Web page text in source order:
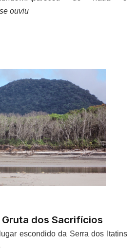
ouviu
Gruta dos Sacrifícios
escondido da Serra dos Itatins